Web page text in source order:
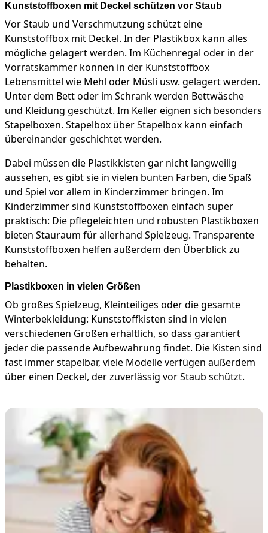
Kunststoffboxen mit Deckel schützen vor Staub
Vor Staub und Verschmutzung schützt eine
Kunststoffbox mit Deckel. In der Plastikbox kann alles
mögliche gelagert werden. Im Küchenregal oder in der
Vorratskammer können in der Kunststoffbox
Lebensmittel wie Mehl oder Müsli usw. gelagert werden.
Unter dem Bett oder im Schrank werden Bettwäsche
und Kleidung geschützt. Im Keller eignen sich besonders
Stapelboxen. Stapelbox über Stapelbox kann einfach
übereinander geschichtet werden.
Dabei müssen die Plastikkisten gar nicht langweilig
aussehen, es gibt sie in vielen bunten Farben, die Spaß
und Spiel vor allem in Kinderzimmer bringen. Im
Kinderzimmer sind Kunststoffboxen einfach super
praktisch: Die pflegeleichten und robusten Plastikboxen
bieten Stauraum für allerhand Spielzeug. Transparente
Kunststoffboxen helfen außerdem den Überblick zu
behalten.
Plastikboxen in vielen Größen
Ob großes Spielzeug, Kleinteiliges oder die gesamte
Winterbekleidung: Kunststoffkisten sind in vielen
verschiedenen Größen erhältlich, so dass garantiert
jeder die passende Aufbewahrung findet. Die Kisten sind
fast immer stapelbar, viele Modelle verfügen außerdem
über einen Deckel, der zuverlässig vor Staub schützt.